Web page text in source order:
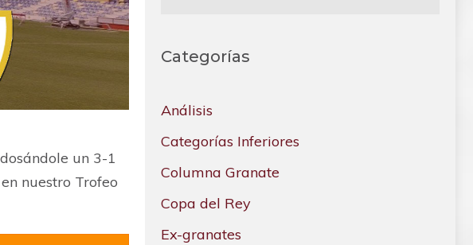
un 3-1
nuestro Trofeo
Categorías
Análisis
Categorías Inferiores
Columna Granate
Copa del Rey
Ex-granates